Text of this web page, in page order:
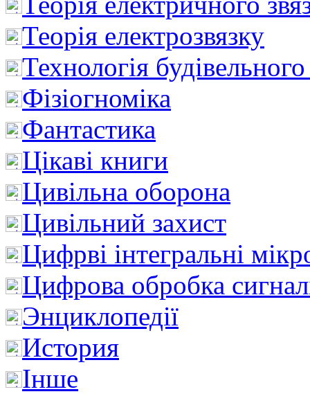
Теорія електрозвязку
Технологія
Фізіогноміка
Фантастика
Цікаві книги
Цивільна оборона
Цивільний захист
Цифрві інтегральні
Цифрова обробка
Энциклопедії
История
Інше